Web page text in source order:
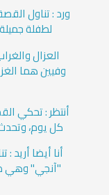
ورد : تناول
لطفلة
العزال
وفيين هما
أنتظر : تحكي
كل يوم، وتحدث
أنا أيضا
"آنجي" وهي